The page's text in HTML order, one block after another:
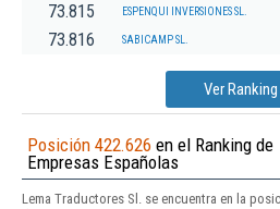
73.815 ESPENQUI INVERSIONES SL.
73.816 SABICAMP SL.
Ver
Posición 422.626 en el Ranking de
Empresas Españolas
Lema Traductores Sl. se encuentra en la